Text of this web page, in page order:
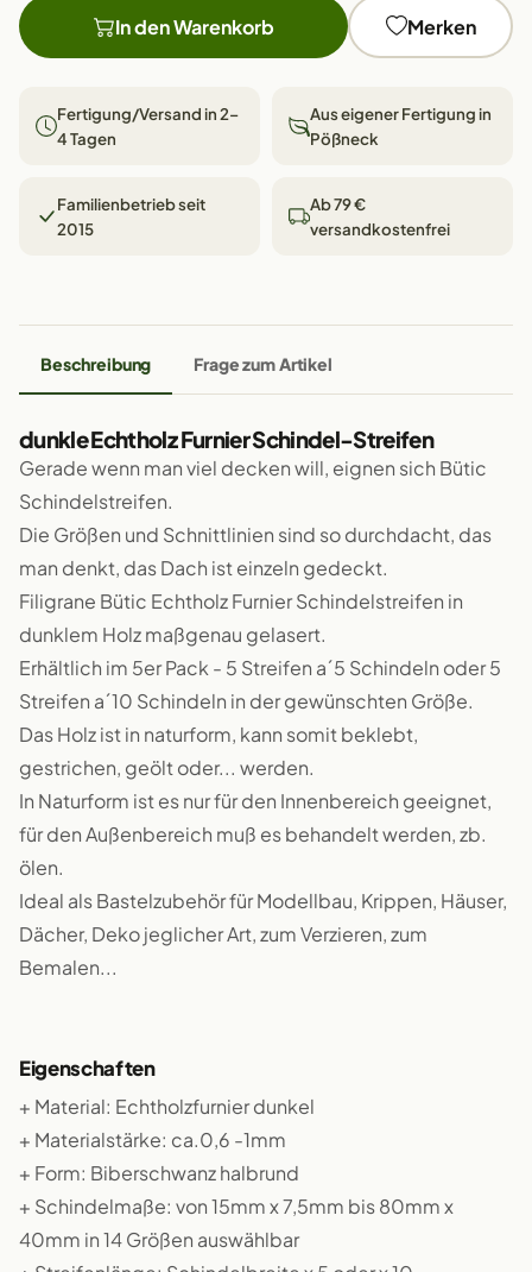
In den Warenkorb Merken
Fertigung/Versand in 2–
4 Tagen
Aus eigener Fertigung in
Pößneck
Familienbetrieb seit
2015
Ab 79 €
versandkostenfrei
Beschreibung Frage zum Artikel
dunkle Echtholz Furnier Schindel-Streifen
Gerade wenn man viel decken will, eignen sich Bütic
Schindelstreifen.
Die Größen und Schnittlinien sind so durchdacht, das
man denkt, das Dach ist einzeln gedeckt.
Filigrane Bütic Echtholz Furnier Schindelstreifen in
dunklem Holz maßgenau gelasert.
Erhältlich im 5er Pack - 5 Streifen a´5 Schindeln oder 5
Streifen a´10 Schindeln in der gewünschten Größe.
Das Holz ist in naturform, kann somit beklebt,
gestrichen, geölt oder... werden.
In Naturform ist es nur für den Innenbereich geeignet,
für den Außenbereich muß es behandelt werden, zb.
ölen.
Ideal als Bastelzubehör für Modellbau, Krippen, Häuser,
Dächer, Deko jeglicher Art, zum Verzieren, zum
Bemalen...
Eigenschaften
+ Material: Echtholzfurnier dunkel
+ Materialstärke: ca.0,6 -1mm
+ Form: Biberschwanz halbrund
+ Schindelmaße: von 15mm x 7,5mm bis 80mm x
40mm in 14 Größen auswählbar